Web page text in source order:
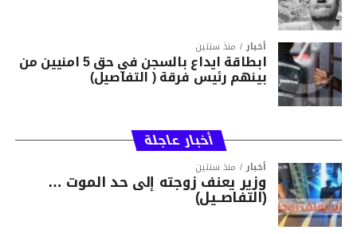
أخبار منذ سنتين
ابطاقة ايداع بالسجن في حق 5 امنيين من
بينهم رئيس فرقة ( التفاصيل)
أخبار عاجلة
أخبار منذ سنتين
وزير يعنف زوجته إلى حد الموت …
(التفاصــيل)